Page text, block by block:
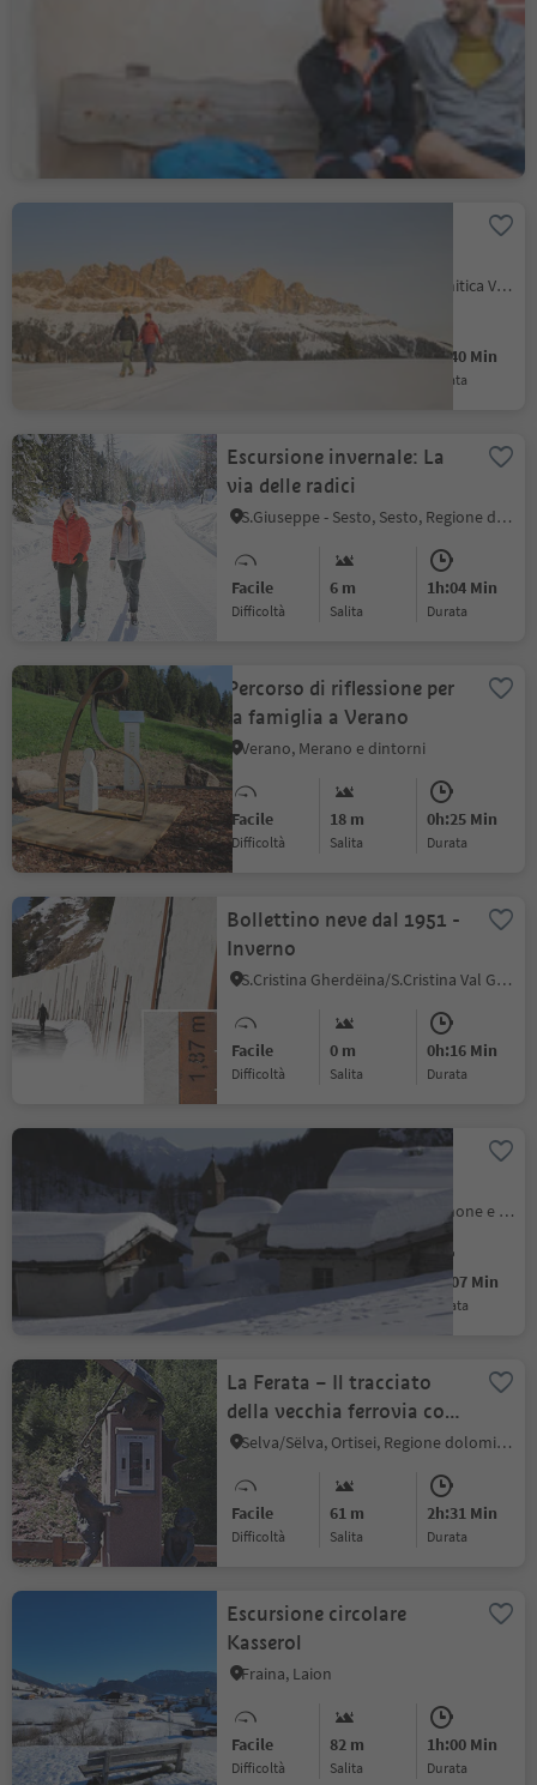
Malghette - Passo Cisa -
Anterivo
Anterivo
Difficoltà Salita
3h:25 Min
durata
malga Frommer Alm
Nova Levante, Regione dolomitica Val d'Ega
Facile 274 m 1h:40 Min
durata
Escursione invernale: La
via delle radici
S.Giuseppe - Sesto, Sesto, Regione dolomitica 3 Cime
Facile
Difficoltà
6 m
Salita
1h:04 Min
durata
Percorso di riflessione per
la famiglia a Verano
Verano, Merano e dintorni
Facile
Difficoltà
18 m
Salita
0h:25 Min
durata
Bollettino neve dal 1951 -
Inverno
S.Cristina Gherdëina/S.Cristina Val Gardena, Selva di Val Gardena, Regione dolomitica Val Gardena
Facile
Difficoltà
0 m
Salita
0h:16 Min
durata
Escursione invernale alla
Malga Fane
Valles, Rio di Pusteria, Bressanone e dintorni
311 m
Salita
1h:07 Min
durata
La Ferata – Il tracciato
della vecchia ferrovia con
le sue sculture in bronzo e
dati nivometrici - Inverno
Selva/Sëlva, Ortisei, Regione dolomitica Val Gardena
Facile
Difficoltà
61 m
Salita
2h:31 Min
durata
Escursione circolare
Kasserol
Fraina, Laion
Facile
Difficoltà
82 m
Salita
1h:00 Min
durata